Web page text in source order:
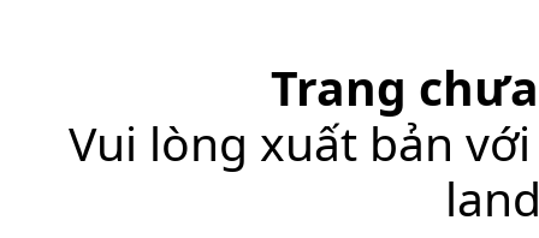
Trang
Vui lòng xuất bản